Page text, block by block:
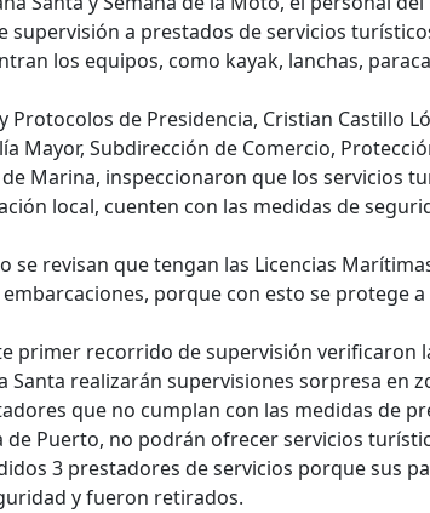
supervisión a prestados de servicios
los equipos, como kayak, lanchas,
Protocolos de Presidencia, Cristian Castillo
Mayor, Subdirección de Comercio,
Marina, inspeccionaron que los servicios
local, cuenten con las medidas de
se revisan que tengan las Licencias
porque con esto se protege
primer recorrido de supervisión verificaron
Santa realizarán supervisiones sorpresa en
que no cumplan con las medidas de
de Puerto, no podrán ofrecer servicios
3 prestadores de servicios porque sus
y fueron retirados.